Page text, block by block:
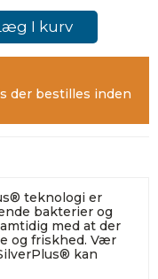
I kurv
der bestilles inden
teknologi er
bakterier og
med at der
og friskhed. Vær
kan